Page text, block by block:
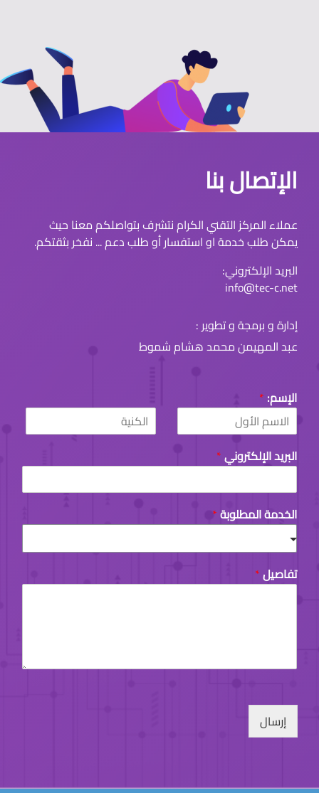
الإتصال بنا
عملاء المركز التقني الكرام نتشرف بتواصلكم معنا حيث
يمكن طلب خدمة او استفسار أو طلب دعم ... نفخر بثقتكم.
البريد الإلكتروني:
info@tec-c.net
إدارة و برمجة و تطوير :
عبد المهيمن محمد هشام شموط
الإسم: *
F
i
r
L
s البريد الإلكتروني*
الخدمة المطلوبة*
تفاصيل*
إرسال